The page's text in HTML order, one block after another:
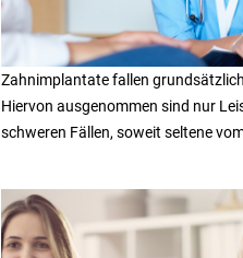
Zahnimplantate fallen
Hiervon ausgenommen sind nur
schweren Fällen, soweit seltene